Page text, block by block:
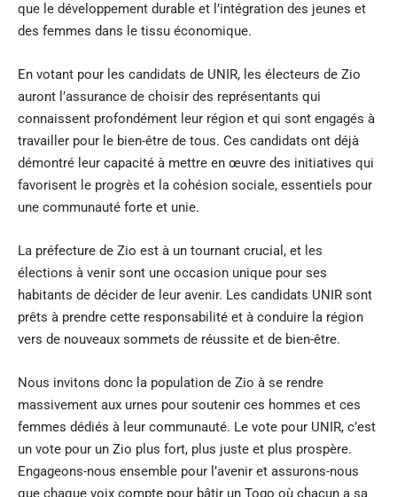
que le développement durable et l’intégration des jeunes et
des femmes dans le tissu économique.
En votant pour les candidats de UNIR, les électeurs de Zio
auront l’assurance de choisir des représentants qui
connaissent profondément leur région et qui sont engagés à
travailler pour le bien-être de tous. Ces candidats ont déjà
démontré leur capacité à mettre en œuvre des initiatives qui
favorisent le progrès et la cohésion sociale, essentiels pour
une communauté forte et unie.
La préfecture de Zio est à un tournant crucial, et les
élections à venir sont une occasion unique pour ses
habitants de décider de leur avenir. Les candidats UNIR sont
prêts à prendre cette responsabilité et à conduire la région
vers de nouveaux sommets de réussite et de bien-être.
Nous invitons donc la population de Zio à se rendre
massivement aux urnes pour soutenir ces hommes et ces
femmes dédiés à leur communauté. Le vote pour UNIR, c’est
un vote pour un Zio plus fort, plus juste et plus prospère.
Engageons-nous ensemble pour l’avenir et assurons-nous
que chaque voix compte pour bâtir un Togo où chacun a sa